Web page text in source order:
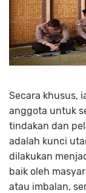
Secara khusus,
anggota untuk
tindakan dan
adalah kunci
dilakukan
baik oleh
atau imbalan,